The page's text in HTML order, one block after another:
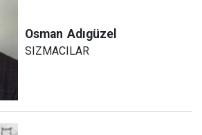
Osman Adıgüzel
SIZMACILAR